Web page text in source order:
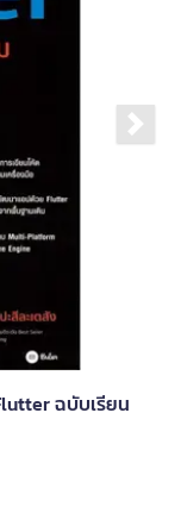
ฉบับเรียน